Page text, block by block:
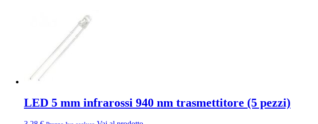
LED 5 mm infrarossi 940 nm trasmettitore (5 pezzi)